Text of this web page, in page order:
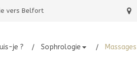
vers Belfort
je ? Sophrologie Massages